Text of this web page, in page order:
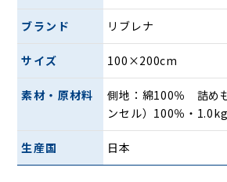
上が求められていました。
そこで、丸三綿業は3社合同で研究を
維の表面に柔軟加工する方法「
の中わたに最適な「トリートメントテ
発に成功しました。従来のテンセル
わらかでしなやかなシルクの真綿のよう
改質させています。
熟練職人によるこだわりのキルト加工
ブランド リブレナ
サイズ 100×200cm
素材・原材料
側地：綿100％ 詰め
ンセル）100％・
生産国 日本